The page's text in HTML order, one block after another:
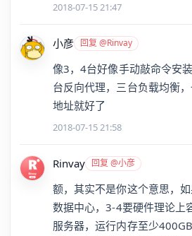
2018-07-15 21:47
小彦 回复 @Rinvay
像3，4台好像手动敲命令安
台反向代理，三台负载均衡
地址就好了
2018-07-15 21:58
Rinvay 回复 @小彦
额，其实不是你这个意思，
数据中心，3-4要硬件理论上
服务器，运行内存至少